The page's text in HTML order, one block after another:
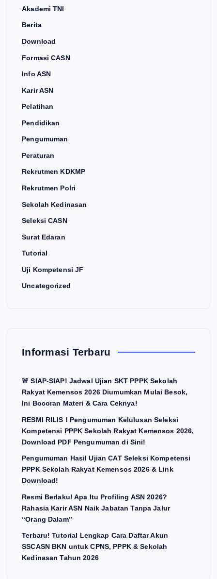
Akademi TNI
Berita
Download
Formasi CASN
Info ASN
Karir ASN
Pelatihan
Pendidikan
Pengumuman
Peraturan
Rekrutmen KDKMP
Rekrutmen Polri
Sekolah Kedinasan
Seleksi CASN
Surat Edaran
Tutorial
Uji Kompetensi JF
Uncategorized
Informasi Terbaru
🚨 SIAP-SIAP! Jadwal Ujian SKT PPPK Sekolah
Rakyat Kemensos 2026 Diumumkan Mulai Besok,
Ini Bocoran Materi & Cara Ceknya!
RESMI RILIS ! Pengumuman Kelulusan Seleksi
Kompetensi PPPK Sekolah Rakyat Kemensos 2026,
Download PDF Pengumuman di Sini!
Pengumuman Hasil Ujian CAT Seleksi Kompetensi
PPPK Sekolah Rakyat Kemensos 2026 & Link
Download!
Resmi Berlaku! Apa Itu Profiling ASN 2026?
Rahasia Karir ASN Naik Jabatan Tanpa Jalur
“Orang Dalam”
Terbaru! Tutorial Lengkap Cara Daftar Akun
SSCASN BKN untuk CPNS, PPPK & Sekolah
Kedinasan Tahun 2026